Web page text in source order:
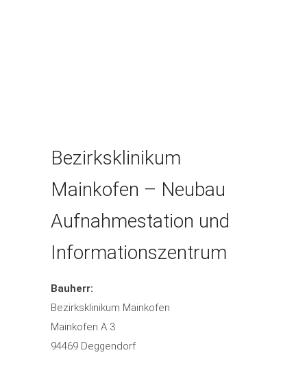
Bezirksklinikum
Mainkofen – Neubau
Aufnahmestation und
Informationszentrum
Bauherr:
Bezirksklinikum Mainkofen
Mainkofen A 3
94469 Deggendorf